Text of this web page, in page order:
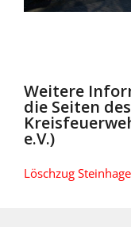
Weitere
die Seiten des
e.V.)
Löschzug